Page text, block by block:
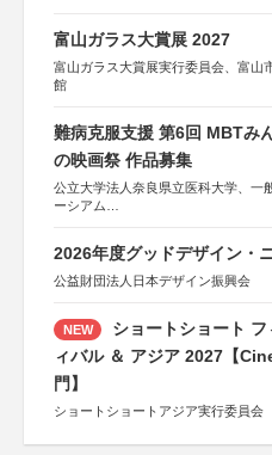
富山ガラス大賞展 2027
富山ガラス大賞展実行委員会、富山
館
難病克服支援 第6回 MBTみ
の映画祭 作品募集
公立大学法人奈良県立医科大学、一
ーシアム
協力：読売新聞社
後援：厚生労働省
文部科学省
関西経済連合会
「“よい仕事おこし”フェア」実
関西文化学術研究都市推進機
東京難病団体連絡協議会
2026年度グッドデザイン・
公益財団法人日本デザイン振興会
NEW
ショートショート
ィバル ＆ アジア 2027【
門】
ショートショートアジア実行委員会